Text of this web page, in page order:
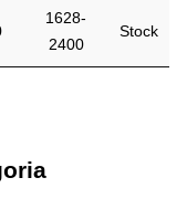
1628-
2400
Stock